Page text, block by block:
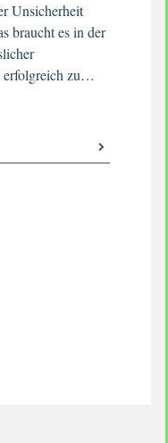
Unsicherheit
braucht es in der
erfolgreich zu…